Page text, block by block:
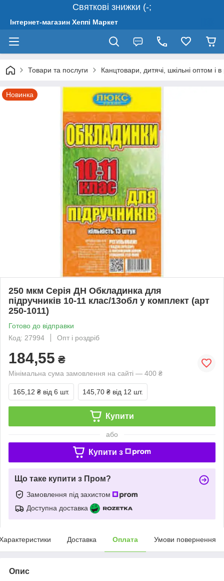
Святкові знижки (-;
Інтернет-магазин Хеппі Маркет
Товари та послуги Канцтовари, дитячі, шкільні оптом і в
Новинка
250 мкм Серія ДН Обкладинка для
підручників 10-11 клас/13обл у комплект (арт
250-1011)
Готово до відправки
Код: 27994
Опт і роздріб
184,55 ₴
Мінімальна сума замовлення на сайті — 400 ₴
165,12 ₴ від 6 шт. 145,70 ₴ від 12 шт.
Купити
або
Купити з
Що таке купити з Пром?
Замовлення під захистом
Доступна доставка
Доставка Оплата Умови повернення
Опис